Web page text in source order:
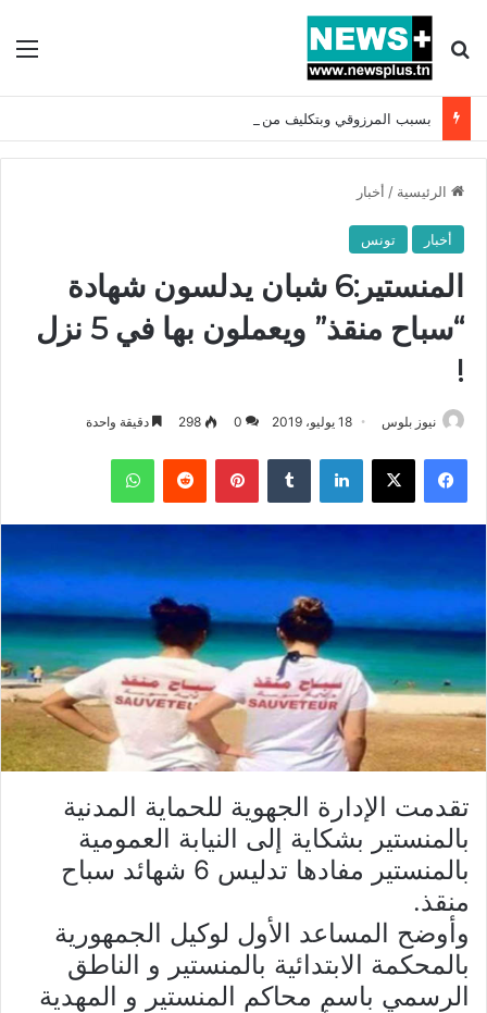
بحث عن
الرئيسية / أخبار
أخبار تونس
المنستير:6 شبان يدلسون شهادة
“سباح منقذ” ويعملون بها في 5 نزل
!
نيوز بلوس 18 يوليو، 2019 0
298 دقيقة واحدة
فيسبوك X لينكدإن بينتيريست واتساب
تقدمت الإدارة الجهوية للحماية المدنية
بالمنستير بشكاية إلى النيابة العمومية
بالمنستير مفادها تدليس 6 شهائد سباح
منقذ.
وأوضح المساعد الأول لوكيل الجمهورية
بالمحكمة الابتدائية بالمنستير و الناطق
الرسمي باسم محاكم المنستير و المهدية